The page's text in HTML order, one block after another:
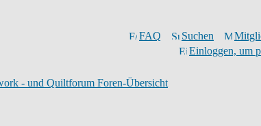
FAQ Suchen
Einloggen, um
- und Quiltforum Foren-Übersicht